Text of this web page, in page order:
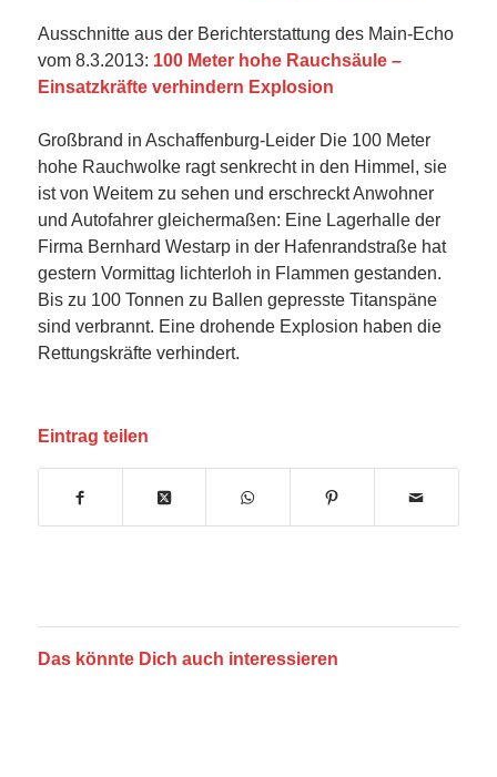
Ausschnitte aus der Berichterstattung des Main-Echo
vom 8.3.2013: 100 Meter hohe Rauchsäule –
Einsatzkräfte verhindern Explosion
Großbrand in Aschaffenburg-Leider Die 100 Meter
hohe Rauchwolke ragt senkrecht in den Himmel, sie
ist von Weitem zu sehen und erschreckt Anwohner
und Autofahrer gleichermaßen: Eine Lagerhalle der
Firma Bernhard Westarp in der Hafenrandstraße hat
gestern Vormittag lichterloh in Flammen gestanden.
Bis zu 100 Tonnen zu Ballen gepresste Titanspäne
sind verbrannt. Eine drohende Explosion haben die
Rettungskräfte verhindert.
Eintrag teilen
Das könnte Dich auch interessieren